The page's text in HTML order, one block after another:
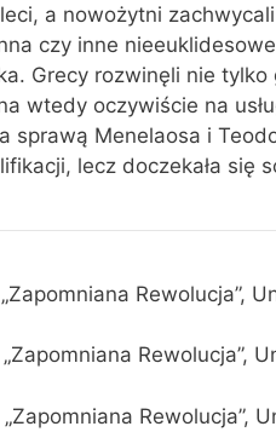
a nowożytni
czy inne
Grecy rozwinęli nie tylko
wtedy oczywiście na
sprawą Menelaosa i
lecz doczekała się
Rewolucja”,
Rewolucja”,
Rewolucja”,